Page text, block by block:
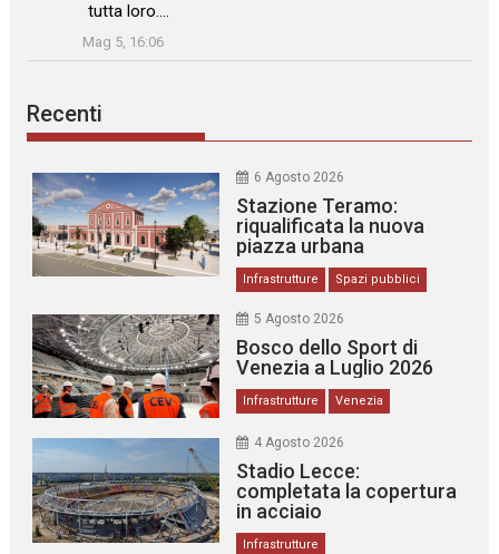
tutta loro.…
”
Mag 5, 16:06
Recenti
6 Agosto 2026
Stazione Teramo:
riqualificata la nuova
piazza urbana
Infrastrutture Spazi pubblici
5 Agosto 2026
Bosco dello Sport di
Venezia a Luglio 2026
Infrastrutture Venezia
4 Agosto 2026
Stadio Lecce:
completata la copertura
in acciaio
Infrastrutture